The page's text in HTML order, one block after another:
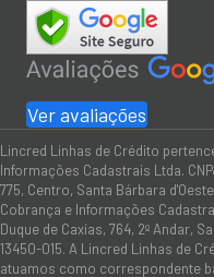
Ver avaliações
Lincred Linhas de Crédito
Informações Cadastrais Ltda.
775, Centro, Santa Bárbara
Cobrança e Informações
Duque de Caxias, 764, 2º Andar,
13450-015. A Lincred Linhas de
atuamos como correspondente